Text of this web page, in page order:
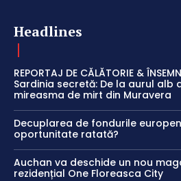
Headlines
REPORTAJ DE CĂLĂTORIE &
Sardinia secretă: De la aurul alb
mireasma de mirt din Muravera
Decuplarea de fondurile
oportunitate ratată?
Auchan va deschide un nou
rezidențial One Floreasca City